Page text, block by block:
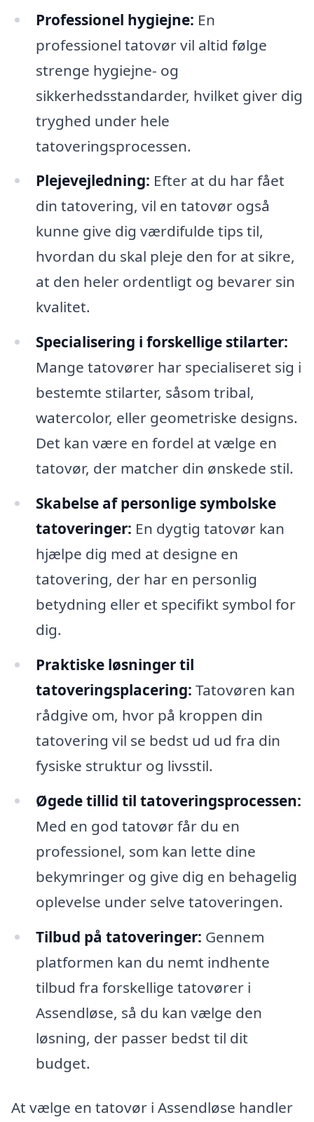
Professionel hygiejne: En
professionel tatovør vil altid følge
strenge hygiejne- og
sikkerhedsstandarder, hvilket giver dig
tryghed under hele
tatoveringsprocessen.
Plejevejledning: Efter at du har fået
din tatovering, vil en tatovør også
kunne give dig værdifulde tips til,
hvordan du skal pleje den for at sikre,
at den heler ordentligt og bevarer sin
kvalitet.
Specialisering i forskellige stilarter:
Mange tatovører har specialiseret sig i
bestemte stilarter, såsom tribal,
watercolor, eller geometriske designs.
Det kan være en fordel at vælge en
tatovør, der matcher din ønskede stil.
Skabelse af personlige symbolske
tatoveringer: En dygtig tatovør kan
hjælpe dig med at designe en
tatovering, der har en personlig
betydning eller et specifikt symbol for
dig.
Praktiske løsninger til
tatoveringsplacering: Tatovøren kan
rådgive om, hvor på kroppen din
tatovering vil se bedst ud ud fra din
fysiske struktur og livsstil.
Øgede tillid til tatoveringsprocessen:
Med en god tatovør får du en
professionel, som kan lette dine
bekymringer og give dig en behagelig
oplevelse under selve tatoveringen.
Tilbud på tatoveringer: Gennem
platformen kan du nemt indhente
tilbud fra forskellige tatovører i
Assendløse, så du kan vælge den
løsning, der passer bedst til dit
budget.
At vælge en tatovør i Assendløse handler